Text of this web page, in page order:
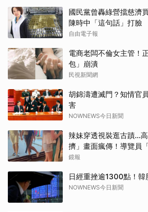
國民黨曾轟綠營擋慈濟
陳時中「這句話」打臉
自由電子報
電商老闆不倫女主管！
包」崩潰
民視新聞網
胡錦濤遭滅門？知情官
害
NOWNEWS今日新聞
辣妹穿透視裝逛古蹟…
擠」畫面瘋傳！導覽員
讚
鏡報
日經重挫逾1300點！韓
NOWNEWS今日新聞